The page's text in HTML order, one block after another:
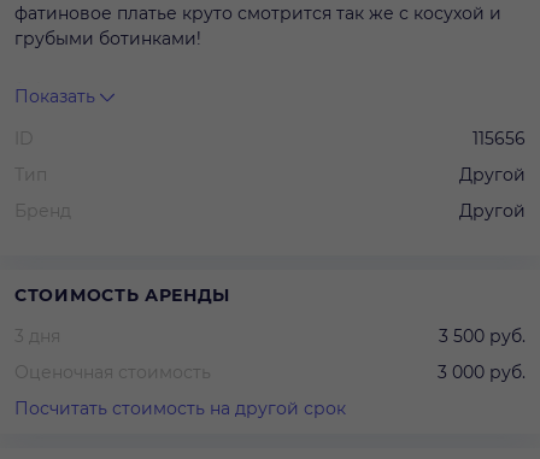
фатиновое платье круто смотрится так же с косухой и
грубыми ботинками!
&nbsp;
Показать
ID
115656
Тип
Другой
Бренд
Другой
СТОИМОСТЬ АРЕНДЫ
3 дня
3 500 руб.
Оценочная стоимость
3 000 руб.
Посчитать стоимость на другой срок